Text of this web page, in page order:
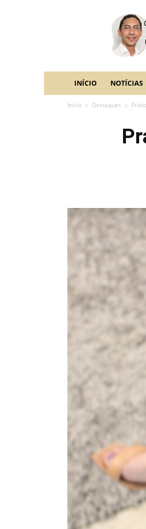
Sandro
Galvão
INÍCIO NOTÍCIAS
Início Destaques